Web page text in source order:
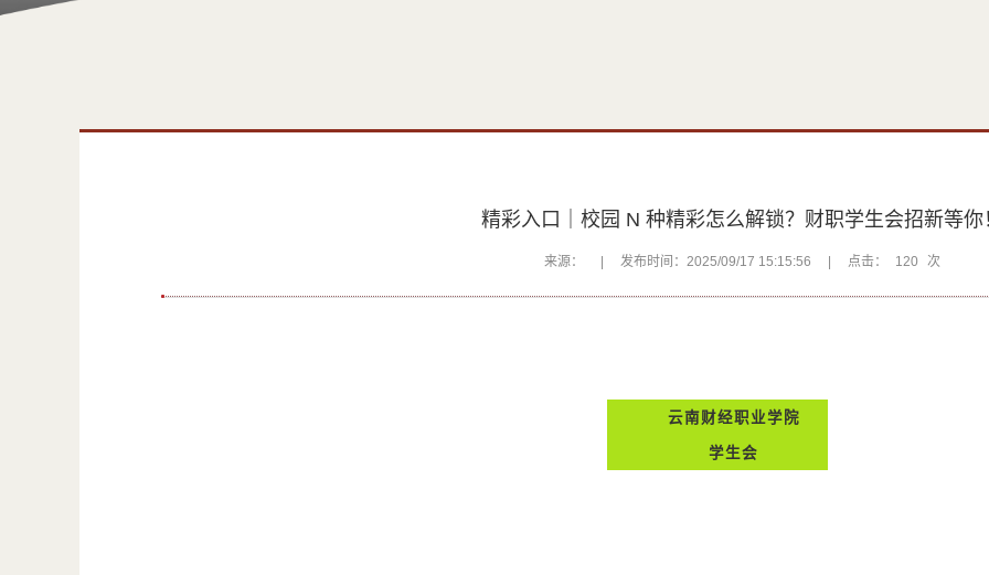
精彩入口｜校园 N 种精彩怎么解锁？财职学生会招新等你
来源： | 发布时间：2025/09/17 15:15:56 | 点击： 120 次
云南财经职业学院
学生会